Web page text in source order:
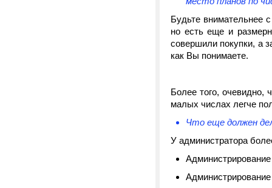
Будьте внимательнее
но есть еще и
совершили покупки, а
как Вы понимаете.
Более того, очевидно,
малых числах легче
Что еще должен
У администратора